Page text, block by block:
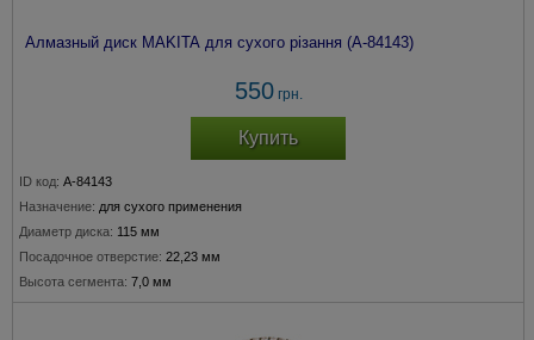
Алмазный диск MAKITA для сухого різання (A-84143)
550грн.
Купить
ID код: A-84143
Назначение: для сухого применения
Диаметр диска: 115 мм
Посадочное отверстие: 22,23 мм
Высота сегмента: 7,0 мм